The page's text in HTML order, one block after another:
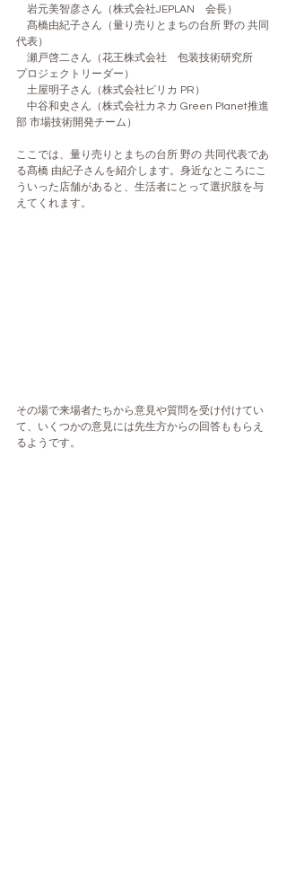
岩元美智彦さん（株式会社JEPLAN　会長）
髙橋由紀子さん（量り売りとまちの台所 野の 共同
代表）
瀬戸啓二さん（花王株式会社　包装技術研究所
プロジェクトリーダー）
土屋明子さん（株式会社ピリカ PR）
中谷和史さん（株式会社カネカ Green Planet推進
部 市場技術開発チーム）
ここでは、量り売りとまちの台所 野の 共同代表であ
る髙橋 由紀子さんを紹介します。身近なところにこ
ういった店舗があると、生活者にとって選択肢を与
えてくれます。
その場で来場者たちから意見や質問を受け付けてい
て、いくつかの意見には先生方からの回答ももらえ
るようです。